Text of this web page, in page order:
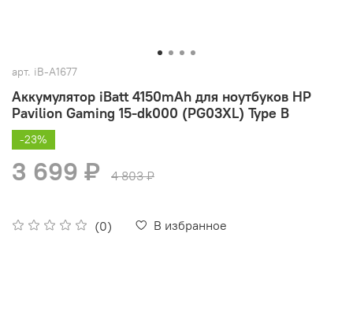
арт. iB-A1677
Аккумулятор iBatt 4150mAh для ноутбуков HP
Pavilion Gaming 15-dk000 (PG03XL) Type B
(0) В избранное
-23%
3 699 ₽ 4 803 ₽